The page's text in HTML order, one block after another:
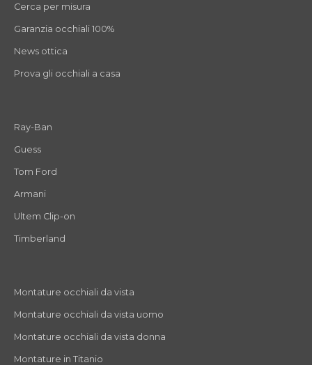
Cerca per misura
Garanzia occhiali 100%
News ottica
Prova gli occhiali a casa
Ray-Ban
Guess
Tom Ford
Armani
Ultem Clip-on
Timberland
Montature occhiali da vista
Montature occhiali da vista uomo
Montature occhiali da vista donna
Montature in Titanio